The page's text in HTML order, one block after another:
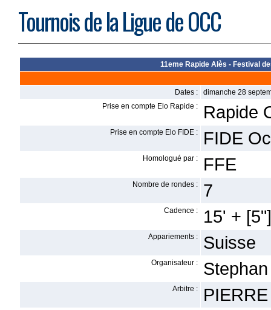
Tournois de la Ligue de OCC
11eme Rapide Alès - Festival
Dates :
dimanche 28
Prise en compte Elo Rapide :
Rapide
Prise en compte Elo FIDE : FIDE
Homologué par : FFE
Nombre de rondes : 7
Cadence : 15' + [5"]
Appariements : Suisse
Organisateur :
Arbitre :